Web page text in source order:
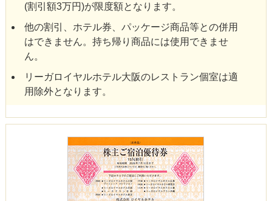
(割引額3万円)が限度額となります。
他の割引、ホテル券、パッケージ商品等との併用
はできません。持ち帰り商品には使用できませ
ん。
リーガロイヤルホテル大阪のレストラン個室は適
用除外となります。